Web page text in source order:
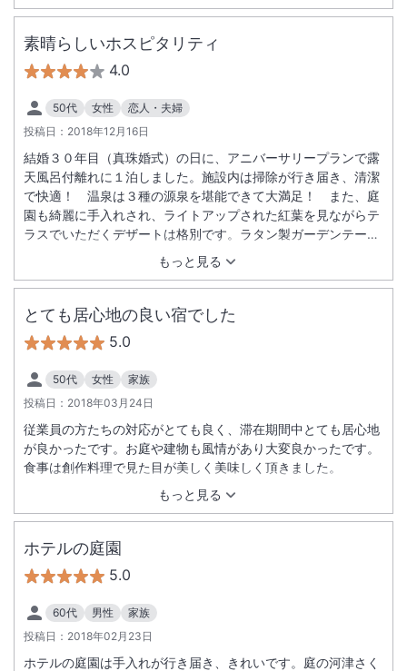
素晴らしいホスピタリティ
4.0
50代 女性
恋人・夫婦
投稿日： 2018年12月16日
もっと見る
結婚３０年目（真珠婚式）の日に、アニバーサリープランで露
天風呂付離れに１泊しました。施設内は掃除が行き届き、清潔
で快適！ 温泉は３種の源泉を堪能できて大満足！ また、庭
園も綺麗に手入れされ、ライトアップされた紅葉を見ながらテ
ラスでいただくデザートは格別です。ラタン製ガーデンテーブ
ルがコタツ仕様になっていて、尚且つ１テーブルに１つのスト
ーブがセットされています。１２月中旬でしたが寒さを感じま
せんでした。テーブル上のキャンドルもロマンティックで小粋
な演出ですね。食事時間が２部制なのが少し残念ですが。男性
ピタリティが抜群で、五感を満足させてくれる宿です。次回は
河津桜の頃に伺いたいと思います。
とても居心地の良い宿でした
5.0
50代 女性
家族
投稿日： 2018年03月24日
もっと見る
従業員の方たちの対応がとても良く、滞在期間中とても居心地
が良かったです。お庭や建物も風情があり大変良かったです。
食事は創作料理で見た目が美しく美味しく頂きました。
ホテルの庭園
5.0
60代 男性
家族
投稿日： 2018年02月23日
ホテルの庭園は手入れが行き届き、きれいです。庭の河津さく